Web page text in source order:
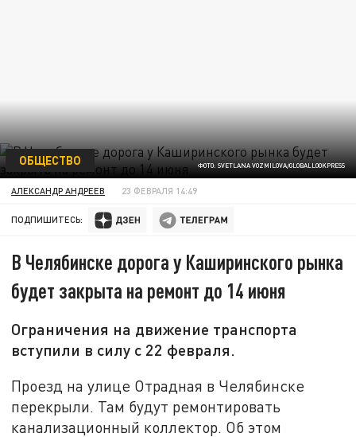
ФОТО: SVETLANA VOZMILOVA/GLOBALLOOKPRESS
ОБЩЕСТВО
АЛЕКСАНДР АНДРЕЕВ 23 ФЕВРАЛЯ 14:49
ПОДПИШИТЕСЬ:
В Челябинске дорога у Каширинского рынка
будет закрыта на ремонт до 14 июня
Ограничения на движение транспорта
вступили в силу с 22 февраля.
Проезд на улице Отрадная в Челябинске
перекрыли. Там будут ремонтировать
канализационный коллектор. Об этом